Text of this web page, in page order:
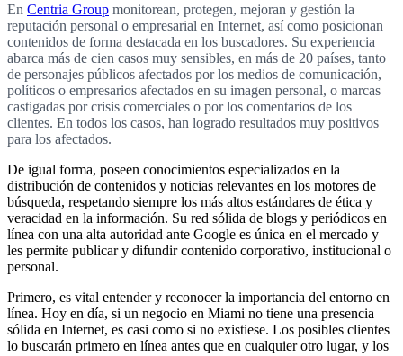
En Centria Group monitorean, protegen, mejoran y gestión la
reputación personal o empresarial en Internet, así como posicionan
contenidos de forma destacada en los buscadores. Su experiencia
abarca más de cien casos muy sensibles, en más de 20 países, tanto
de personajes públicos afectados por los medios de comunicación,
políticos o empresarios afectados en su imagen personal, o marcas
castigadas por crisis comerciales o por los comentarios de los
clientes. En todos los casos, han logrado resultados muy positivos
para los afectados.
De igual forma, poseen conocimientos especializados en la
distribución de contenidos y noticias relevantes en los motores de
búsqueda, respetando siempre los más altos estándares de ética y
veracidad en la información. Su red sólida de blogs y periódicos en
línea con una alta autoridad ante Google es única en el mercado y
les permite publicar y difundir contenido corporativo, institucional o
personal.
Primero, es vital entender y reconocer la importancia del entorno en
línea. Hoy en día, si un negocio en Miami no tiene una presencia
sólida en Internet, es casi como si no existiese. Los posibles clientes
lo buscarán primero en línea antes que en cualquier otro lugar, y los